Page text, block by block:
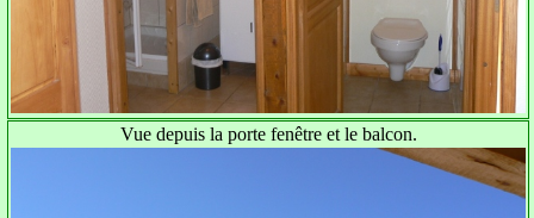
Vue depuis la porte fenêtre et le balcon.